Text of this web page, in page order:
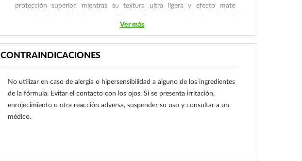
protección superior, mientras su textura ultra ligera y efecto mate
controlan la oleosidad hasta por 12 horas. Es apto para todo tipo de piel,
incluyendo pieles sensibles, y no contiene oxybenzona, triethanolamina ni
Ver más
CONTRAINDICACIONES
No utilizar en caso de alergia o hipersensibilidad a alguno de los ingredientes
de la fórmula. Evitar el contacto con los ojos. Si se presenta irritación,
enrojecimiento u otra reacción adversa, suspender su uso y consultar a un
médico.